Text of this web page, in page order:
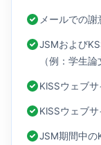
メールでの謝
JSMおよび
（例：学生
KISSウェブ
KISSウェブ
JSM期間中の